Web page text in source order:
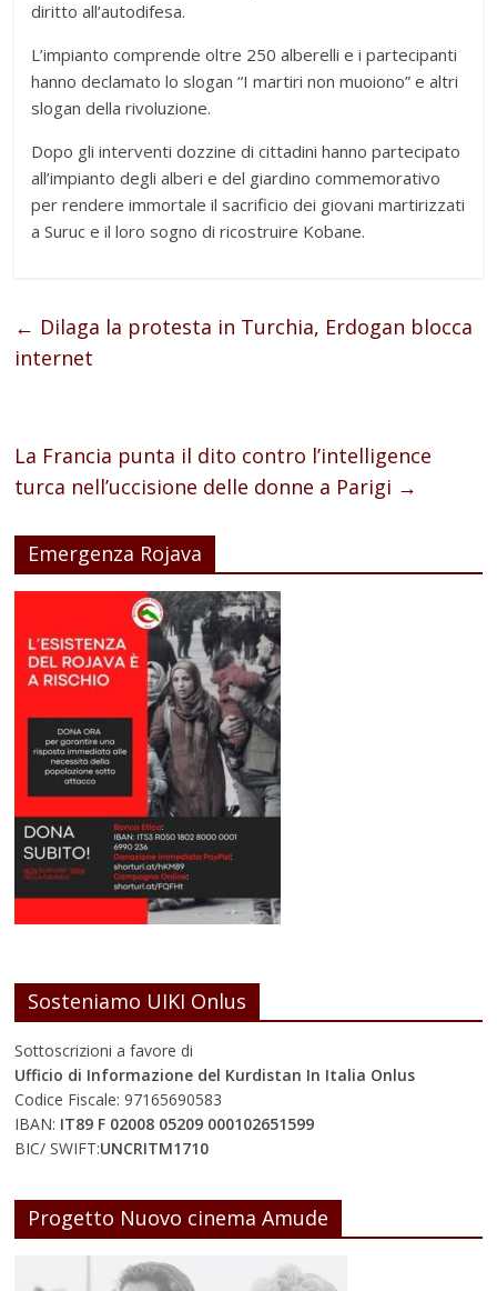
diritto all’autodifesa.
L’impianto comprende oltre 250 alberelli e i partecipanti
hanno declamato lo slogan “I martiri non muoiono” e altri
slogan della rivoluzione.
Dopo gli interventi dozzine di cittadini hanno partecipato
all’impianto degli alberi e del giardino commemorativo
per rendere immortale il sacrificio dei giovani martirizzati
a Suruc e il loro sogno di ricostruire Kobane.
← Dilaga la protesta in Turchia, Erdogan blocca
internet
La Francia punta il dito contro l’intelligence
turca nell’uccisione delle donne a Parigi →
Emergenza Rojava
Sosteniamo UIKI Onlus
Sottoscrizioni a favore di
Ufficio di Informazione del Kurdistan In Italia Onlus
Codice Fiscale: 97165690583
IBAN: IT89 F 02008 05209 000102651599
BIC/ SWIFT:UNCRITM1710
Progetto Nuovo cinema Amude